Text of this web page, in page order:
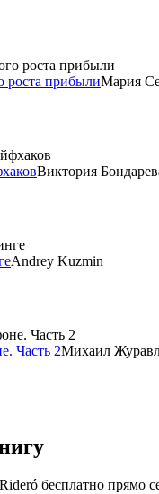
роста прибылиМария
Виктория
Andrey Kuzmin
Часть 2Михаил
бесплатно прямо